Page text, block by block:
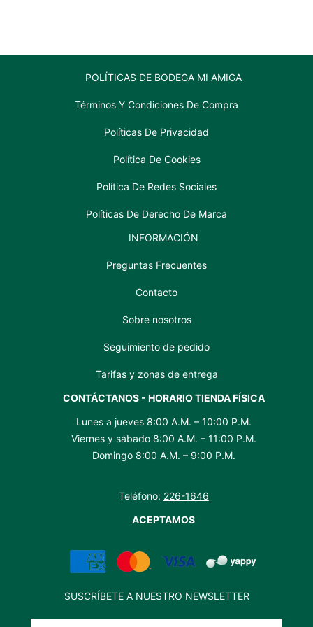
POLÍTICAS DE BODEGA MI AMIGA
Términos Y Condiciones De Compra
Políticas De Privacidad
Política De Cookies
Política De Redes Sociales
Políticas De Derecho De Marca
INFORMACIÓN
Preguntas Frecuentes
Contacto
Sobre nosotros
Seguimiento de pedido
Tarifas y zonas de entrega
CONTÁCTANOS - HORARIO TIENDA FÍSICA
Lunes a jueves 8:00 A.M. – 10:00 P.M.
Viernes y sábado 8:00 A.M. – 11:00 P.M.
Domingo 8:00 A.M. – 9:00 P.M.
Teléfono: 226-1646
ACEPTAMOS
SUSCRÍBETE A NUESTRO NEWSLETTER